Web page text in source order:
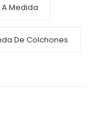
Medida
De Colchones